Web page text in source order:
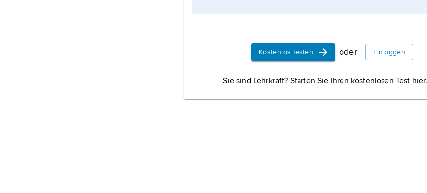
Kostenlos testen oder Einloggen
Sie sind Lehrkraft? Starten Sie Ihren kostenlosen Test hier.